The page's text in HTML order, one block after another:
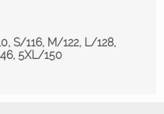
S/116, M/122, L/128,
5XL/150